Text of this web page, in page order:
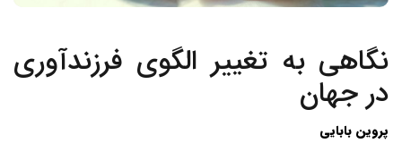
نگاهی به تغییر الگوی فرزندآوری
در جهان
پروین بابایی